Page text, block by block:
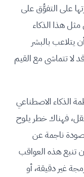
على التفوُّق على
هذا الذكاء
يتلاعب بالبشر
لا تتماشى مع القيم
الذكاء الاصطناعي
فهناك خطر يلوح
ناجمة عن
تنبع هذه العواقب
غير دقيقة، أو